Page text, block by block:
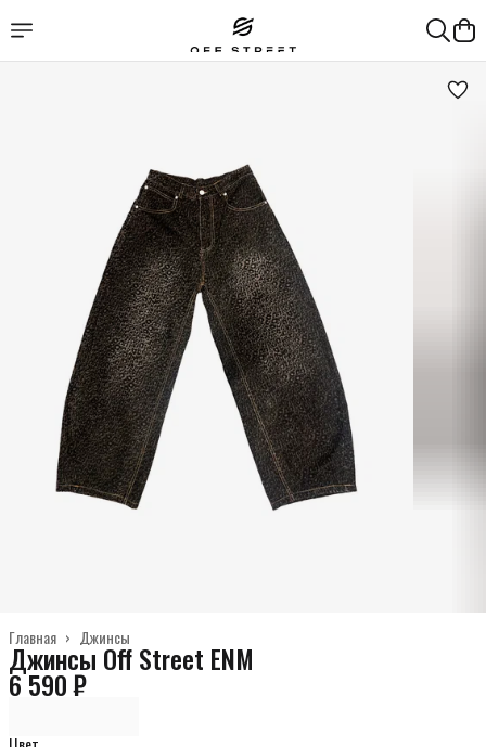
Джинсы
Главная ›
Джинсы Off Street ENM
6 590 ₽